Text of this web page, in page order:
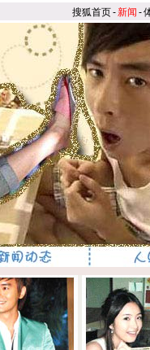
搜狐首页-新闻 -